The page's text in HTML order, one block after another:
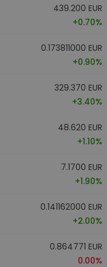
439.200 EUR
+0.70%
0.173811000 EUR
+0.90%
329.370 EUR
+3.40%
48.620 EUR
+1.10%
7.1700 EUR
+1.90%
0.141162000 EUR
+2.00%
0.864771 EUR
0.00%